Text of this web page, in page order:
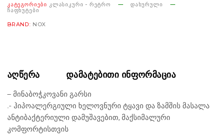
ᲙᲐᲢᲔᲒᲝᲠᲘᲔᲑᲘ ᲙᲚᲐᲡᲘᲙᲣᲠᲘ - ᲠᲔᲢᲠᲝ
ᲓᲐᲮᲣᲠᲣᲚᲘ
ᲩᲐᲤᲮᲣᲢᲔᲑᲘ
BRAND: NOX
ᲐᲦᲬᲔᲠᲐ ᲓᲐᲛᲐᲢᲔᲑᲘᲗᲘ ᲘᲜᲤᲝᲠᲛᲐᲪᲘᲐ
– მინაბოჭკოვანი გარსი
.- ჰიპოალერგიული ხელოვნური ტყავი და ზამშის მასალა
ანტიბაქტერიული დამუშავებით, მაქსიმალური
კომფორტისთვის